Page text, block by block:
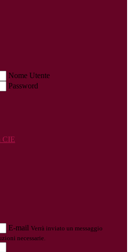
Nome Utente
Password
CIE
E-mail Verrà inviato un messaggio
necessarie.